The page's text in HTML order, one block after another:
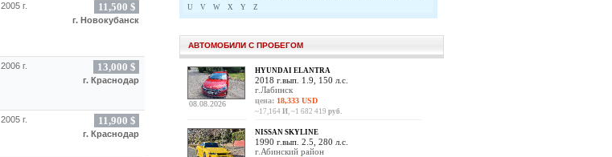
2005 г. 11,500 $
г. Новокубанск
2006 г. 13,000 $
г. Краснодар
2005 г. 11,900 $
г. Краснодар
U
V W X Y Z
АВТОМОБИЛИ С ПРОБЕГОМ
08.08.2026
HYUNDAI ELANTRA
2018 г.вып. 1.9, 150 л.с.
г.Лабинск
цена: 18,333 USD
~17,164 И, ~1 682 419 руб.
NISSAN SKYLINE
1990 г.вып. 2.5, 280 л.с.
г.Абинский район